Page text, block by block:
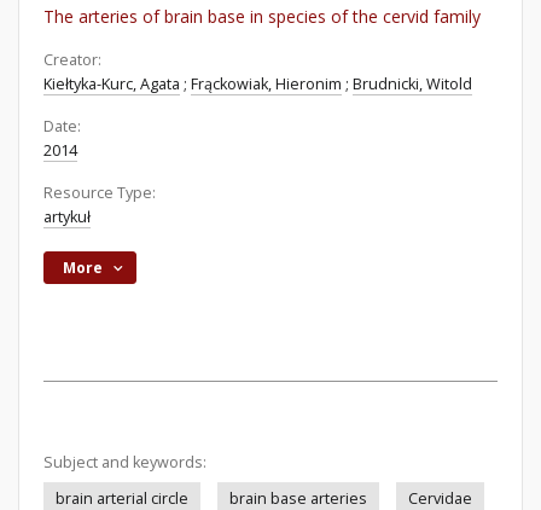
The arteries of brain base in species of the cervid family
Creator:
Kiełtyka-Kurc, Agata ; Frąckowiak, Hieronim ; Brudnicki, Witold
Date:
2014
Resource Type:
artykuł
More
Subject and keywords:
brain arterial circle
brain base arteries
Cervidae